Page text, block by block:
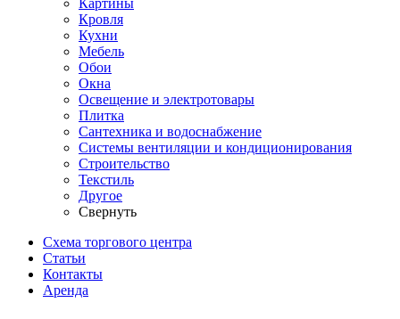
Картины
Кровля
Кухни
Мебель
Обои
Окна
Освещение и электротовары
Плитка
Сантехника и водоснабжение
Системы вентиляции и кондиционирования
Строительство
Текстиль
Другое
Свернуть
Схема торгового центра
Статьи
Контакты
Аренда